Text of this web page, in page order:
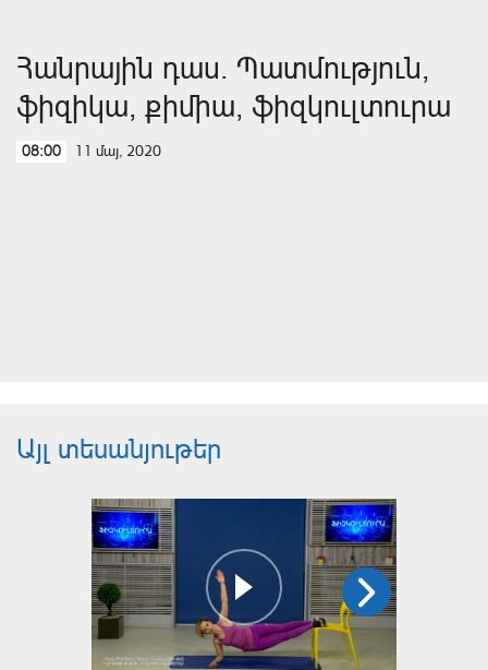
Հանրային դաս. Պատմություն,
ֆիզիկա, քիմիա, ֆիզկուլտուրա
08:00 11 մայ, 2020
Այլ տեսանյութեր